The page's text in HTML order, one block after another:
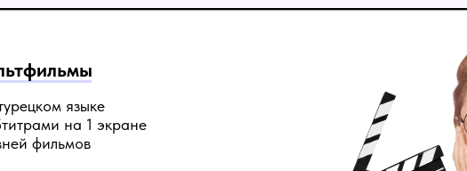
языке
на 1 экране
фильмов